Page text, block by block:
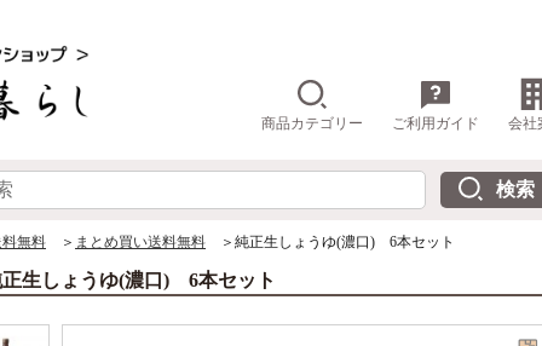
商品カテゴリー ご利用ガイド 会社
無料 ＞ まとめ買い送料無料 ＞純正生しょうゆ(濃口) 6本セット
生しょうゆ(濃口) 6本セット